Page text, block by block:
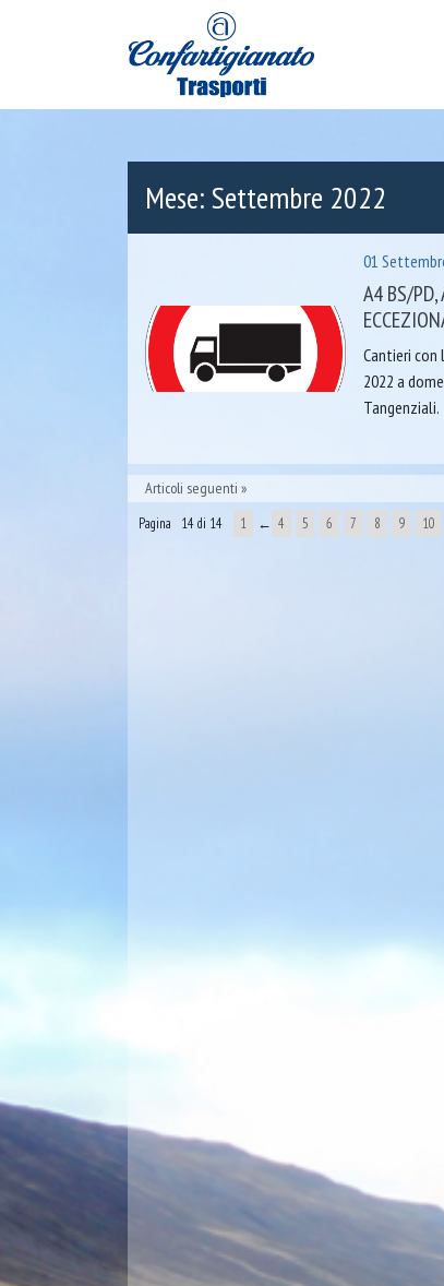
Mese:Settembre 2022
01
A4 BS/
Cantieri
2022 a
Tangenziali.
Articoli seguenti
Pagina 14 di 14 1 ← 4 5 6 7 8 9 10